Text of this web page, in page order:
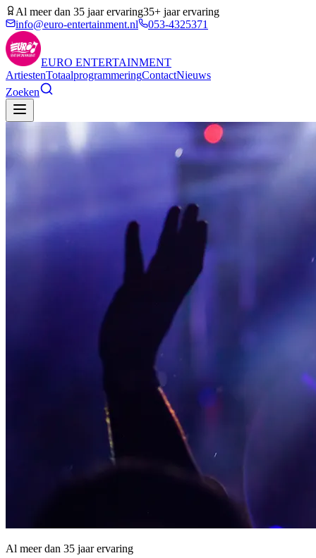
Al meer dan 35 jaar ervaring35+ jaar ervaring
info@euro-entertainment.nl
053-4325371
EURO ENTERTAINMENT
ArtiestenTotaalprogrammeringContactNieuws
Zoeken
Al meer dan 35 jaar ervaring